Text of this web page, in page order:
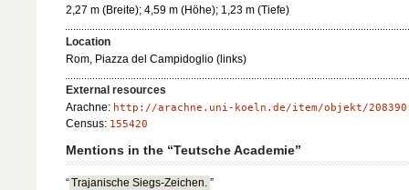
2,27 m (Breite); 4,59 m (Höhe); 1,23 m (Tiefe)
Location
Rom, Piazza del Campidoglio (links)
External resources
Arachne: http://arachne.uni-koeln.de/item/objekt/208390
Census: 155420
Mentions in the “Teutsche Academie”
“Trajanische Siegs-Zeichen. ”